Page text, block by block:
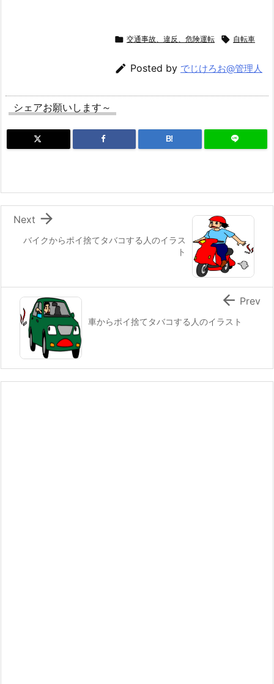
 交通事故、違反、危険運転  自転車
 Posted by でじけろお@管理人
シェアお願いします～
B!
バイクからポイ捨てタバコする人のイラス
ト

Next
車からポイ捨てタバコする人のイラスト
 Prev